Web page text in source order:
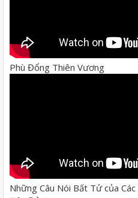
Phù Đổng Thiên Vương
Những Câu Nói Bất Tử của